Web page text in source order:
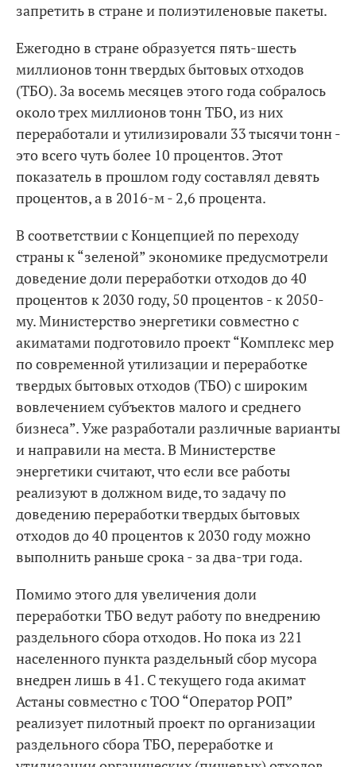
запретить в стране и полиэтиленовые пакеты.
Ежегодно в стране образуется пять-шесть
миллионов тонн твердых бытовых отходов
(ТБО). За восемь месяцев этого года собралось
около трех миллионов тонн ТБО, из них
переработали и утилизировали 33 тысячи тонн -
это всего чуть более 10 процентов. Этот
показатель в прошлом году составлял девять
процентов, а в 2016-м - 2,6 процента.
В соответствии с Концепцией по переходу
страны к “зеленой” экономике предусмотрели
доведение доли переработки отходов до 40
процентов к 2030 году, 50 процентов - к 2050-
му. Министерство энергетики совместно с
акиматами подготовило проект “Комплекс мер
по современной утилизации и переработке
твердых бытовых отходов (ТБО) с широким
вовлечением субъектов малого и среднего
бизнеса”. Уже разработали различные варианты
и направили на места. В Министерстве
энергетики считают, что если все работы
реализуют в должном виде, то задачу по
доведению переработки твердых бытовых
отходов до 40 процентов к 2030 году можно
выполнить раньше срока - за два-три года.
Помимо этого для увеличения доли
переработки ТБО ведут работу по внедрению
раздельного сбора отходов. Но пока из 221
населенного пункта раздельный сбор мусора
внедрен лишь в 41. С текущего года акимат
Астаны совместно с ТОО “Оператор РОП”
реализует пилотный проект по организации
раздельного сбора ТБО, переработке и